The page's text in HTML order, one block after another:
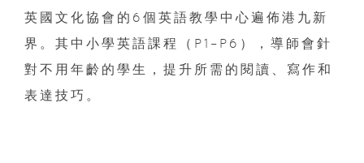
英國文化協會的6個英語教學中心遍佈港九新
界。其中小學英語課程（P1–P6），導師會針
對不用年齡的學生，提升所需的閱讀、寫作和
表達技巧。